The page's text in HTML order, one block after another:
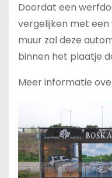
Doordat een
vergelijken met
muur zal deze
binnen het plaatje
Meer informatie